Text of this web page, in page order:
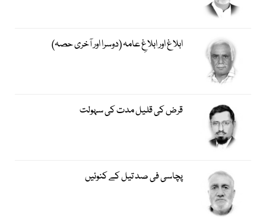
ابلاغ اور ابلاغِ عامہ (دوسرا اور آخری حصہ)
قرض کی قلیل مدت کی سہولت
پچاسی فی صد تیل کے کنوئیں